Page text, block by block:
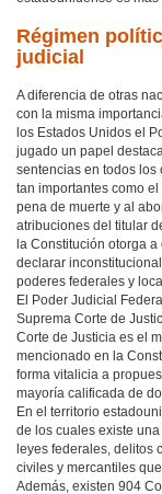
Régimen
judicial
A diferencia de otras
con la misma
los Estados Unidos el
jugado un papel
sentencias en todos
tan importantes como
pena de muerte y al
atribuciones del titular
la Constitución otorga
declarar
poderes federales y
El Poder Judicial
Suprema Corte de
Corte de Justicia es el
mencionado en la
forma vitalicia a
mayoría calificada de
En el territorio
de los cuales existe
leyes federales, delitos
civiles y mercantiles
Además, existen 904